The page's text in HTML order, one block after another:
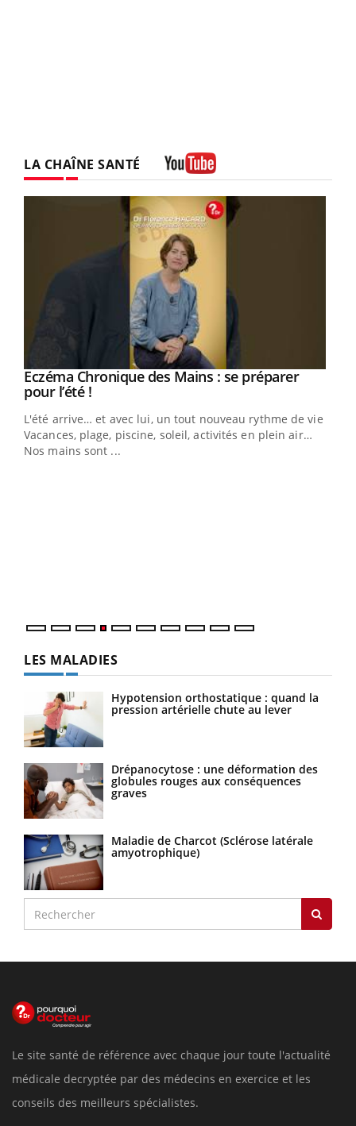
LA CHAÎNE SANTÉ
Youtube
Eczéma Chronique des Mains : se préparer
pour l’été !Youtube
L'été arrive… et avec lui, un tout nouveau rythme de vie !
Vacances, plage, piscine, soleil, activités en plein air…
Nos mains sont ...
LES MALADIES
Hypotension orthostatique : quand la
pression artérielle chute au lever
Drépanocytose : une déformation des
globules rouges aux conséquences
graves
Maladie de Charcot (Sclérose latérale
amyotrophique)
Le site santé de référence avec chaque jour toute l'actualité
médicale decryptée par des médecins en exercice et les
conseils des meilleurs spécialistes.